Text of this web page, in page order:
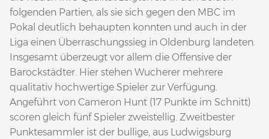
folgenden Partien, als sie sich gegen den MBC im
Pokal deutlich behaupten konnten und auch in der
Liga einen Überraschungssieg in Oldenburg landeten.
Insgesamt überzeugt vor allem die Offensive der
Barockstädter. Hier stehen Wucherer mehrere
qualitativ hochwertige Spieler zur Verfügung.
Angeführt von Cameron Hunt (17 Punkte im Schnitt)
scoren gleich fünf Spieler zweistellig. Zweitbester
Punktesammler ist der bullige, aus Ludwigsburg